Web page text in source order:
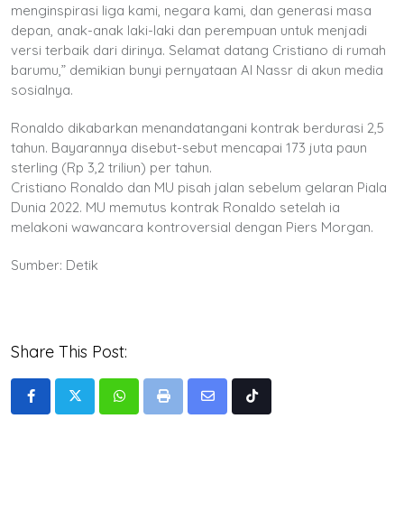
menginspirasi liga kami, negara kami, dan generasi masa
depan, anak-anak laki-laki dan perempuan untuk menjadi
versi terbaik dari dirinya. Selamat datang Cristiano di rumah
barumu,” demikian bunyi pernyataan Al Nassr di akun media
sosialnya.
Ronaldo dikabarkan menandatangani kontrak berdurasi 2,5
tahun. Bayarannya disebut-sebut mencapai 173 juta paun
sterling (Rp 3,2 triliun) per tahun.
Cristiano Ronaldo dan MU pisah jalan sebelum gelaran Piala
Dunia 2022. MU memutus kontrak Ronaldo setelah ia
melakoni wawancara kontroversial dengan Piers Morgan.
Sumber: Detik
Share This Post:
WhatsappPrint
Share
Tiktok